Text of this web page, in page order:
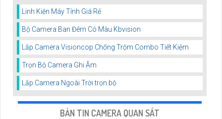
Linh Kiện Máy Tính Giá Rẻ
Bộ Camera Ban Đêm Có Màu Kbvision
Lắp Camera Visioncop Chống Trộm Combo Tiết Kiệm
Trọn Bộ Camera Ghi Âm
Lắp Camera Ngoài Trời trọn bộ
BẢN TIN CAMERA QUAN SÁT